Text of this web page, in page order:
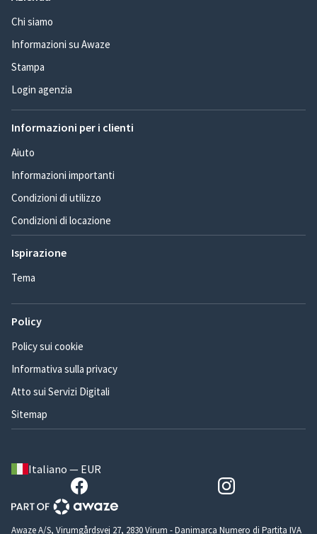
Chi siamo
Informazioni su Awaze
Stampa
Login agenzia
Informazioni per i clienti
Aiuto
Informazioni importanti
Condizioni di utilizzo
Condizioni di locazione
Ispirazione
Tema
Policy
Policy sui cookie
Informativa sulla privacy
Atto sui Servizi Digitali
Sitemap
Italiano — EUR
Awaze A/S, Virumgårdsvej 27, 2830 Virum - Danimarca Numero di Partita IVA